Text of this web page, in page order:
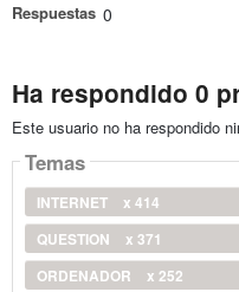
Respuestas 0
Ha respondido 0
Este usuario no ha respondido
Temas
INTERNET
x 414
QUESTION
x 371
ORDENADOR
x 252